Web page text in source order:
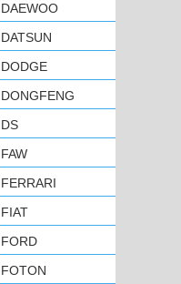
DAEWOO
DATSUN
DODGE
DONGFENG
DS
FAW
FERRARI
FIAT
FORD
FOTON